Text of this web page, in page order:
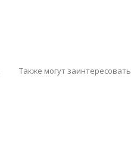
Также могут заинтересовать